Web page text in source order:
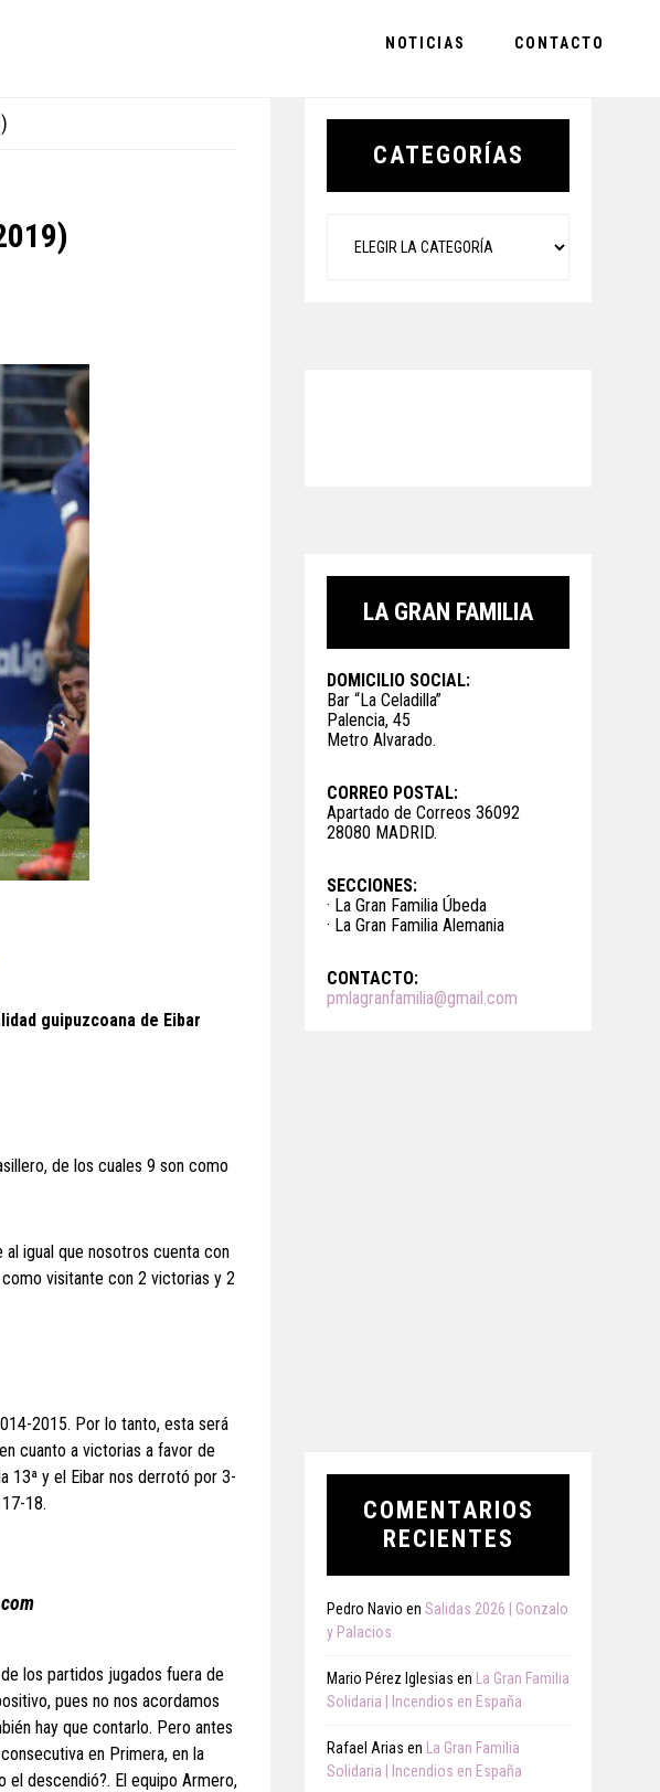
NOTICIAS CONTACTO
guipuzcoana de Eibar
de los cuales 9 son como
igual que nosotros cuenta con
visitante con 2 victorias y 2
2015. Por lo tanto, esta será
cuanto a victorias a favor de
13ª y el Eibar nos derrotó por 3-
18.
los partidos jugados fuera de
pues no nos acordamos
hay que contarlo. Pero antes
en Primera, en la
descendió?. El equipo Armero,
Primary
CATEGORÍAS
LA GRAN FAMILIA
DOMICILIO SOCIAL:
Bar “La Celadilla”
Palencia, 45
Metro Alvarado.
CORREO POSTAL:
Apartado de Correos 36092
28080 MADRID.
SECCIONES:
· La Gran Familia Úbeda
· La Gran Familia Alemania
CONTACTO:
pmlagranfamilia@gmail.com
COMENTARIOS
RECIENTES
Pedro Navio en Salidas 2026 | Gonzalo
y Palacios
Mario Pérez Iglesias en
La Gran Familia
Solidaria | Incendios en España
Rafael Arias en
La Gran Familia
Solidaria | Incendios en España